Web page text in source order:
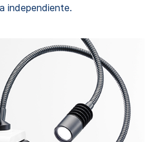
independiente.